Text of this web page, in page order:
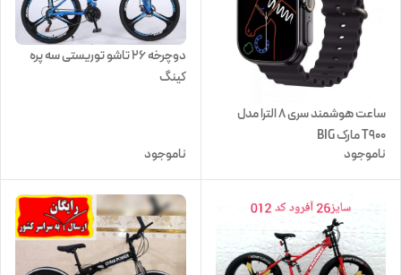
ساعت هوشمند سری ۸ الترا مدل
T900 مارک BIG
ناموجود
دوچرخه ۲۶ تاشو توریستی سه پره
کینگ
ناموجود